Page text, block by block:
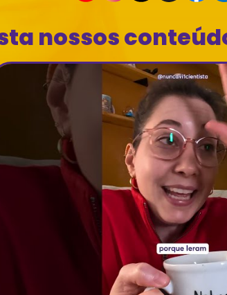
nossos